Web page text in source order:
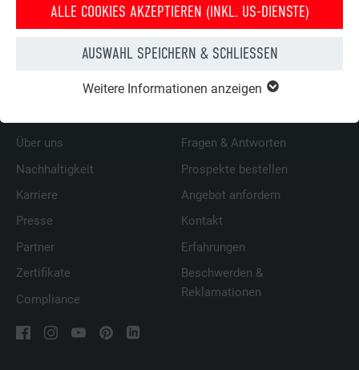
ALLE COOKIES AKZEPTIEREN (INKL. US-DIENSTE)
AUSWAHL SPEICHERN & SCHLIESSEN
Weitere Informationen anzeigen
ZURÜCK WEITER
Über uns
Nachhaltigkeit
Karriere
Presse
Partner
Zertifikate
Compliance
Fragen & Antworten
Prospekte bestellen
Angebot anfordern
Kontakt
Erfahrungen
Beschwerden &
Reklamationen